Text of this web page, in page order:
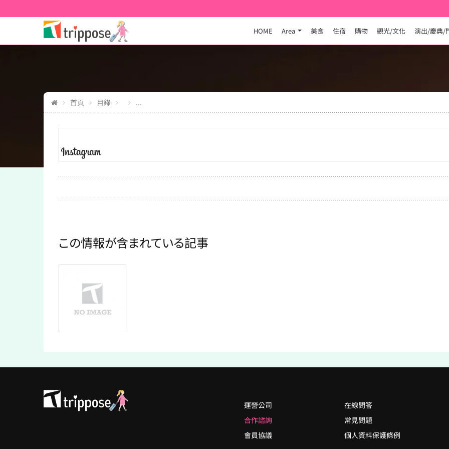
HOME Area 美食 住宿 購物 觀光/文化 演出/慶典/
首頁 目錄 ...
この情報が含まれている記事
運營公司
合作諮詢
會員協議
在線問答
常見問題
個人資料保護條例